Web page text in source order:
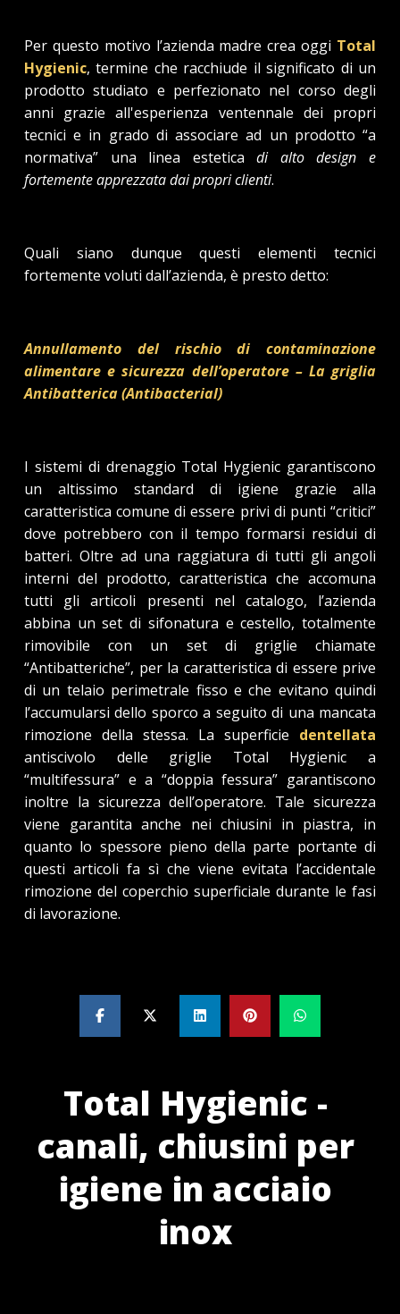
Per questo motivo l’azienda madre crea oggi Total
Hygienic, termine che racchiude il significato di un
prodotto studiato e perfezionato nel corso degli
anni grazie all'esperienza ventennale dei propri
tecnici e in grado di associare ad un prodotto “a
normativa” una linea esteticadi alto design e
fortemente apprezzata dai propri clienti.
Quali siano dunque questi elementi tecnici
fortemente voluti dall’azienda, è presto detto:
Annullamento del rischio di contaminazione
alimentare e sicurezza dell’operatore – La griglia
Antibatterica (Antibacterial)
I sistemi di drenaggio Total Hygienic garantiscono
un altissimo standard di igiene grazie alla
caratteristica comune di essere privi di punti “critici”
dove potrebbero con il tempo formarsi residui di
batteri. Oltre ad una raggiatura di tutti gli angoli
interni del prodotto, caratteristica che accomuna
tutti gli articoli presenti nel catalogo, l’azienda
abbina un set di sifonatura e cestello, totalmente
rimovibile con un set di griglie chiamate
“Antibatteriche”, per la caratteristica di essere prive
di un telaio perimetrale fisso e che evitano quindi
l’accumularsi dello sporco a seguito di una mancata
rimozione della stessa. La superficie dentellata
antiscivolo delle griglie Total Hygienic a
“multifessura” e a “doppia fessura” garantiscono
inoltre la sicurezza dell’operatore. Tale sicurezza
viene garantita anche nei chiusini in piastra, in
quanto lo spessore pieno della parte portante di
questi articoli fa sì che viene evitata l’accidentale
rimozione del coperchio superficiale durante le fasi
di lavorazione.
Total Hygienic -
canali, chiusini per
igiene in acciaio
inox